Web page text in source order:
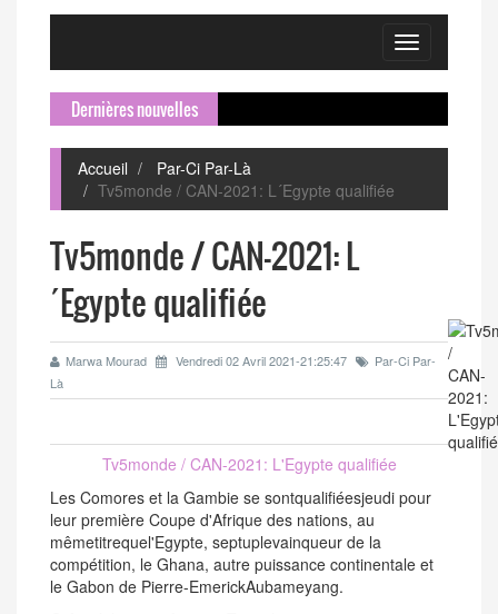
Toggle
navigation
Dernières nouvelles
Accueil
Par-Ci Par-Là
Tv5monde / CAN-2021: L´Egypte qualifiée
Tv5monde / CAN-2021: L
´Egypte qualifiée
Marwa Mourad Vendredi 02 Avril 2021-21:25:47
Par-Ci Par-
Là
Tv5monde / CAN-2021: L'Egypte qualifiée
Les Comores et la Gambie se sontqualifiéesjeudi pour
leur première Coupe d'Afrique des nations, au
mêmetitrequel'Egypte, septuplevainqueur de la
compétition, le Ghana, autre puissance continentale et
le Gabon de Pierre-EmerickAubameyang.